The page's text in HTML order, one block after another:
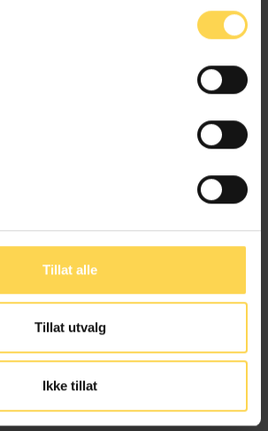
Tillat alle
Tillat utvalg
Ikke tillat
arbeidssted
Odd Kleiva
DNB Bank ASA